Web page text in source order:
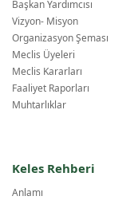
Başkan Yardımcısı
Vizyon- Misyon
Organizasyon Şeması
Meclis Üyeleri
Meclis Kararları
Faaliyet Raporları
Muhtarlıklar
Keles Rehberi
Anlamı